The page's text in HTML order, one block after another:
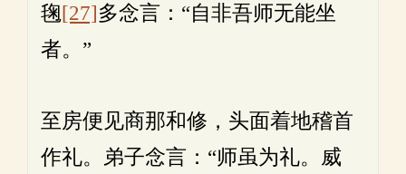
毱[27]多念言：“自非吾师无能坐
者。”
至房便见商那和修，头面着地稽首
作礼。弟子念言：“师虽为礼。威